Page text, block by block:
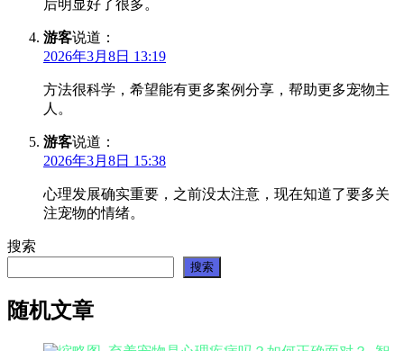
后明显好了很多。
游客说道：
2026年3月8日 13:19
方法很科学，希望能有更多案例分享，帮助更多宠物主
人。
游客说道：
2026年3月8日 15:38
心理发展确实重要，之前没太注意，现在知道了要多关
注宠物的情绪。
搜索
搜索
随机文章